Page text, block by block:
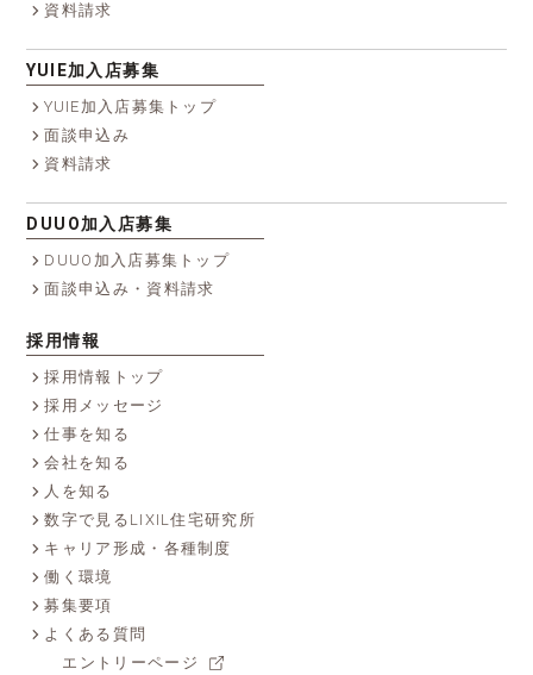
資料請求
YUIE加入店募集
YUIE加入店募集トップ
面談申込み
資料請求
DUUO加入店募集
DUUO加入店募集トップ
面談申込み・資料請求
採用情報
採用情報トップ
採用メッセージ
仕事を知る
会社を知る
人を知る
数字で見るLIXIL住宅研究所
キャリア形成・各種制度
働く環境
募集要項
よくある質問
エントリーページ